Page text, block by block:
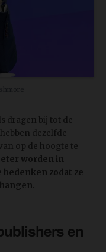
dragen bij tot de
dezelfde
op de hoogte te
worden in
zodat ze
en